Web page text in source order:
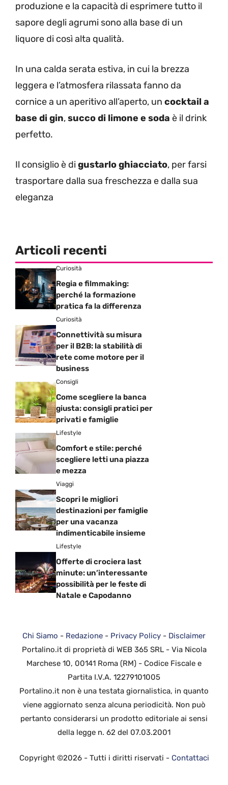
produzione e la capacità di esprimere tutto il
sapore degli agrumi sono alla base di un
liquore di così alta qualità.
In una calda serata estiva, in cui la brezza
leggera e l’atmosfera rilassata fanno da
cornice a un aperitivo all’aperto, un cocktail a
base di gin,succo di limone e soda è il drink
perfetto.
Il consiglio è digustarlo ghiacciato, per farsi
trasportare dalla sua freschezza e dalla sua
eleganza
Articoli recenti
Curiosità
Regia e filmmaking:
perché la formazione
pratica fa la differenza
Curiosità
Connettività su misura
per il B2B: la stabilità di
rete come motore per il
business
Consigli
Come scegliere la banca
giusta: consigli pratici per
privati e famiglie
Lifestyle
Comfort e stile: perché
scegliere letti una piazza
e mezza
Viaggi
Scopri le migliori
destinazioni per famiglie
per una vacanza
indimenticabile insieme
Lifestyle
Offerte di crociera last
minute: un’interessante
possibilità per le feste di
Natale e Capodanno
Chi Siamo - Redazione - Privacy Policy - Disclaimer
Portalino.it di proprietà di WEB 365 SRL - Via Nicola
Marchese 10, 00141 Roma (RM) - Codice Fiscale e
Partita I.V.A. 12279101005
Portalino.it non è una testata giornalistica, in quanto
viene aggiornato senza alcuna periodicità. Non può
pertanto considerarsi un prodotto editoriale ai sensi
della legge n. 62 del 07.03.2001
Copyright ©2026 - Tutti i diritti riservati - Contattaci